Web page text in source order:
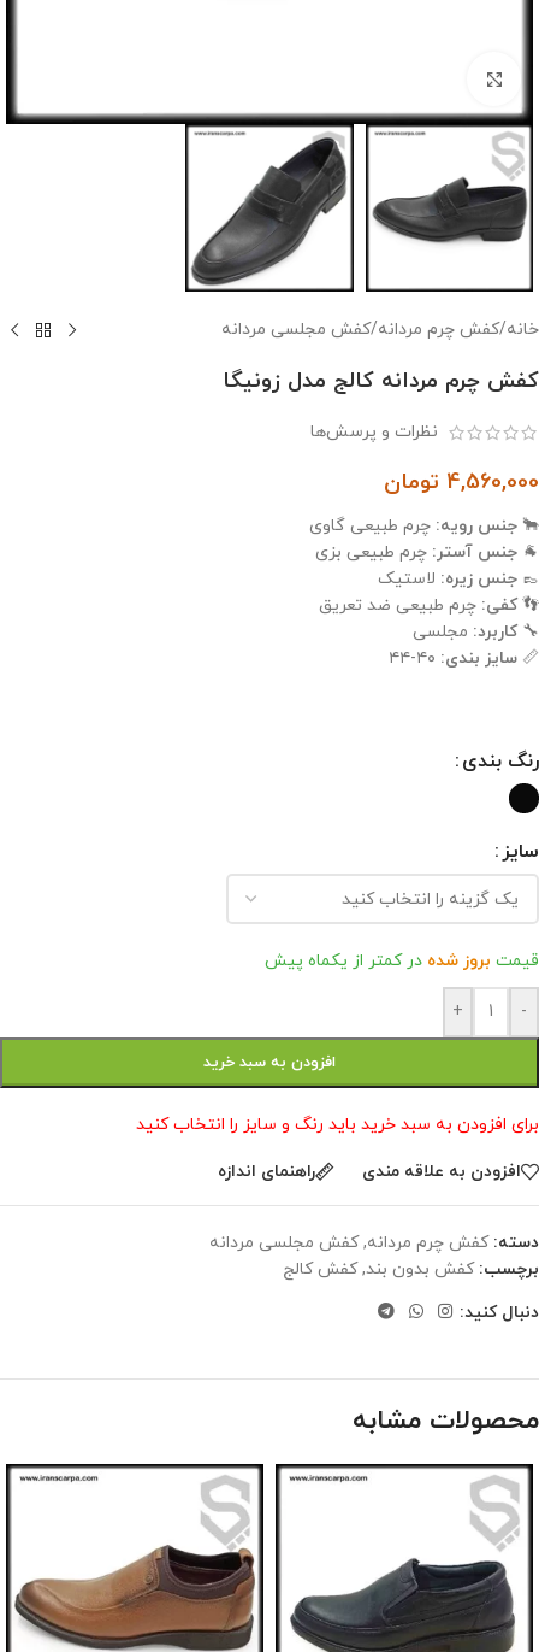
خانه/کفش چرم مردانه/کفش مجلسی مردانه
کفش چرم مردانه کالج مدل زونیگا
نظرات و پرسش‌ها
4,560,000 تومان
🐂 جنس رویه: چرم طبیعی گاوی
🐐 جنس آستر: چرم طبیعی بزی
👞 جنس زیره: لاستیک
👣کفی: چرم طبیعی ضد تعریق
🔧کاربرد: مجلسی
📏 سایز بندی: ۴۰-۴۴
رنگ بندی
سایز
قیمت بروز شده در کمتر از یکماه پیش
-
+
افزودن به سبد خرید
برای افزودن به سبد خرید باید رنگ و سایز را انتخاب کنید
افزودن به علاقه مندی راهنمای اندازه
دسته: کفش چرم مردانه, کفش مجلسی مردانه
برچسب: کفش بدون بند, کفش کالج
دنبال کنید:
محصولات مشابه